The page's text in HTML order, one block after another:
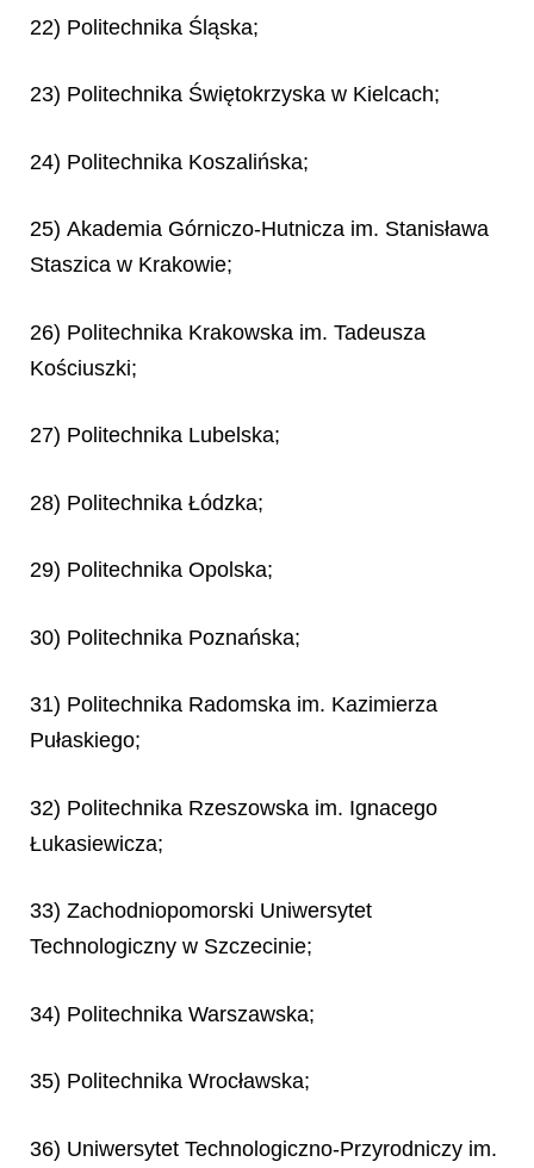
22) Politechnika Śląska;
23) Politechnika Świętokrzyska w Kielcach;
24) Politechnika Koszalińska;
25) Akademia Górniczo-Hutnicza im. Stanisława
Staszica w Krakowie;
26) Politechnika Krakowska im. Tadeusza
Kościuszki;
27) Politechnika Lubelska;
28) Politechnika Łódzka;
29) Politechnika Opolska;
30) Politechnika Poznańska;
31) Politechnika Radomska im. Kazimierza
Pułaskiego;
32) Politechnika Rzeszowska im. Ignacego
Łukasiewicza;
33) Zachodniopomorski Uniwersytet
Technologiczny w Szczecinie;
34) Politechnika Warszawska;
35) Politechnika Wrocławska;
36) Uniwersytet Technologiczno-Przyrodniczy im.